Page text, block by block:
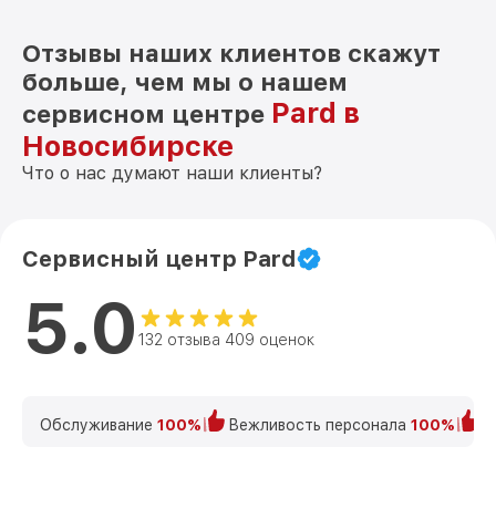
Отзывы наших клиентов скажут
больше, чем мы о нашем
сервисном центре Pard в
Новосибирске
Что о нас думают наши клиенты?
Сервисный центр Pard
5.0 132 отзыва 409 оценок
Обслуживание 100% Вежливость персонала 100%